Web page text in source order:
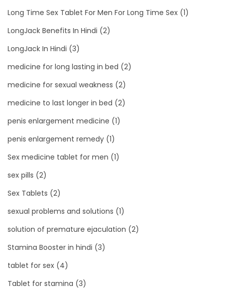
Long Time Sex Tablet For Men For Long Time Sex (1)
LongJack Benefits In Hindi (2)
LongJack In Hindi (3)
medicine for long lasting in bed (2)
medicine for sexual weakness (2)
medicine to last longer in bed (2)
penis enlargement medicine (1)
penis enlargement remedy (1)
Sex medicine tablet for men (1)
sex pills (2)
Sex Tablets (2)
sexual problems and solutions (1)
solution of premature ejaculation (2)
Stamina Booster in hindi (3)
tablet for sex (4)
Tablet for stamina (3)